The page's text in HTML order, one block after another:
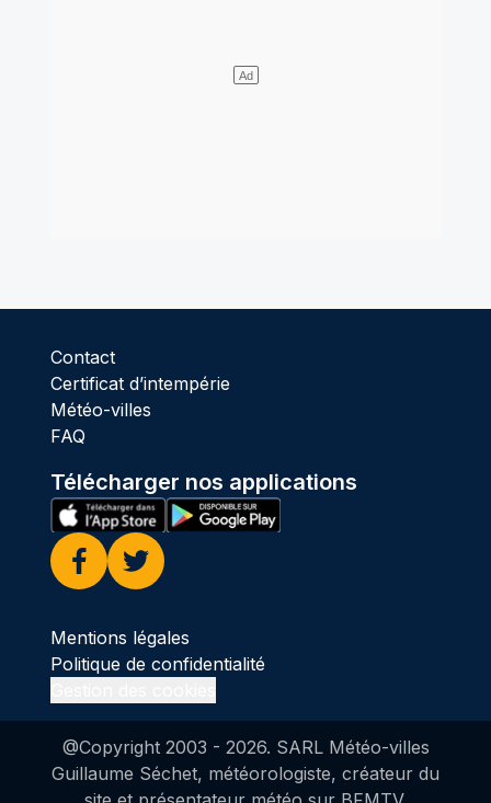
Contact
Certificat d’intempérie
Météo-villes
FAQ
Télécharger nos applications
Facebook
Twitter
Mentions légales
Politique de confidentialité
@Copyright 2003 - 2026. SARL Météo-villes
Guillaume Séchet, météorologiste, créateur du